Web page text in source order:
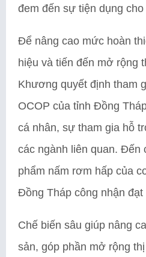
đem đến sự tiện dụng
Để nâng cao mức hoàn
hiệu và tiến đến mở rộng
Khương quyết định tham
OCOP của tỉnh Đồng
cá nhân, sự tham gia hỗ
các ngành liên quan. Đến
phẩm nấm rơm hấp của
Đồng Tháp công nhận
Chế biến sâu giúp nâng
sản, góp phần mở rộng